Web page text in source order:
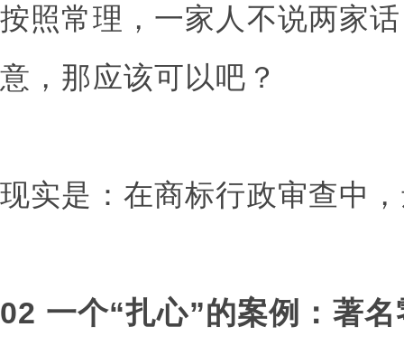
按照常理，一家人不说两家
意，那应该可以吧？
现实是：在商标行政审查中
02 一个“扎心”的案例：著